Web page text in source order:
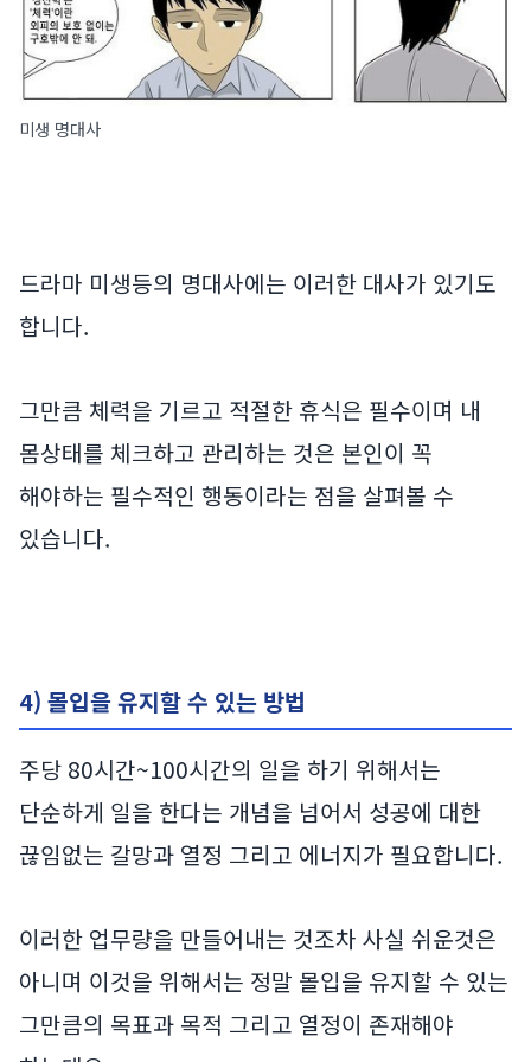
미생 명대사
드라마 미생등의 명대사에는 이러한 대사가 있기도
합니다.
그만큼 체력을 기르고 적절한 휴식은 필수이며 내
몸상태를 체크하고 관리하는 것은 본인이 꼭
해야하는 필수적인 행동이라는 점을 살펴볼 수
있습니다.
4) 몰입을 유지할 수 있는 방법
주당 80시간~100시간의 일을 하기 위해서는
단순하게 일을 한다는 개념을 넘어서 성공에 대한
끊임없는 갈망과 열정 그리고 에너지가 필요합니다.
이러한 업무량을 만들어내는 것조차 사실 쉬운것은
아니며 이것을 위해서는 정말 몰입을 유지할 수 있는
그만큼의 목표과 목적 그리고 열정이 존재해야